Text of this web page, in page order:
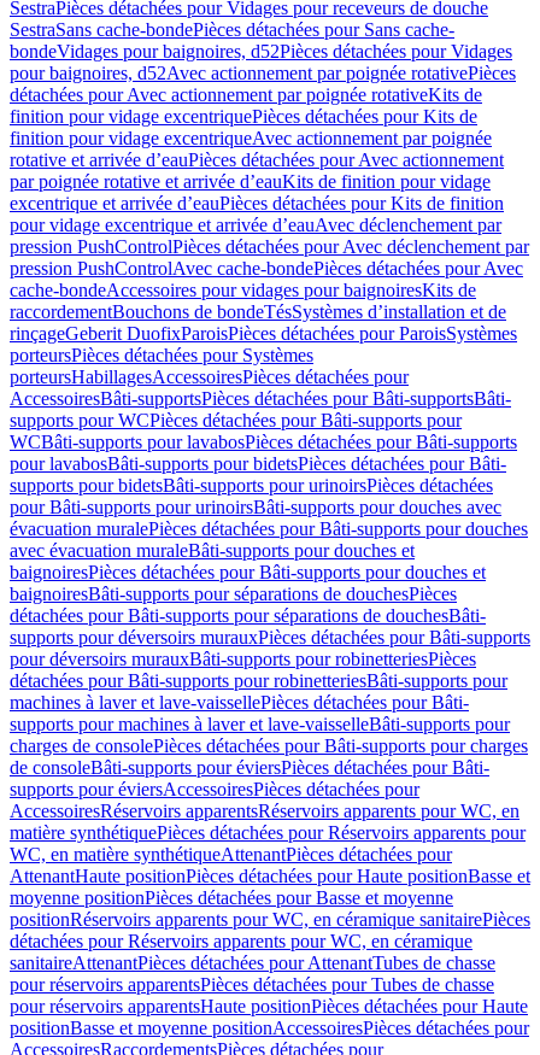
SestraPièces détachées pour Vidages pour receveurs de douche
SestraSans cache-bondePièces détachées pour Sans cache-
bondeVidages pour baignoires, d52Pièces détachées pour Vidages
pour baignoires, d52Avec actionnement par poignée rotativePièces
détachées pour Avec actionnement par poignée rotativeKits de
finition pour vidage excentriquePièces détachées pour Kits de
finition pour vidage excentriqueAvec actionnement par poignée
rotative et arrivée d’eauPièces détachées pour Avec actionnement
par poignée rotative et arrivée d’eauKits de finition pour vidage
excentrique et arrivée d’eauPièces détachées pour Kits de finition
pour vidage excentrique et arrivée d’eauAvec déclenchement par
pression PushControlPièces détachées pour Avec déclenchement par
pression PushControlAvec cache-bondePièces détachées pour Avec
cache-bondeAccessoires pour vidages pour baignoiresKits de
raccordementBouchons de bondeTésSystèmes d’installation et de
rinçageGeberit DuofixParoisPièces détachées pour ParoisSystèmes
porteursPièces détachées pour Systèmes
porteursHabillagesAccessoiresPièces détachées pour
AccessoiresBâti-supportsPièces détachées pour Bâti-supportsBâti-
supports pour WCPièces détachées pour Bâti-supports pour
WCBâti-supports pour lavabosPièces détachées pour Bâti-supports
pour lavabosBâti-supports pour bidetsPièces détachées pour Bâti-
supports pour bidetsBâti-supports pour urinoirsPièces détachées
pour Bâti-supports pour urinoirsBâti-supports pour douches avec
évacuation muralePièces détachées pour Bâti-supports pour douches
avec évacuation muraleBâti-supports pour douches et
baignoiresPièces détachées pour Bâti-supports pour douches et
baignoiresBâti-supports pour séparations de douchesPièces
détachées pour Bâti-supports pour séparations de douchesBâti-
supports pour déversoirs murauxPièces détachées pour Bâti-supports
pour déversoirs murauxBâti-supports pour robinetteriesPièces
détachées pour Bâti-supports pour robinetteriesBâti-supports pour
machines à laver et lave-vaissellePièces détachées pour Bâti-
supports pour machines à laver et lave-vaisselleBâti-supports pour
charges de consolePièces détachées pour Bâti-supports pour charges
de consoleBâti-supports pour éviersPièces détachées pour Bâti-
supports pour éviersAccessoiresPièces détachées pour
AccessoiresRéservoirs apparentsRéservoirs apparents pour WC, en
matière synthétiquePièces détachées pour Réservoirs apparents pour
WC, en matière synthétiqueAttenantPièces détachées pour
AttenantHaute positionPièces détachées pour Haute positionBasse et
moyenne positionPièces détachées pour Basse et moyenne
positionRéservoirs apparents pour WC, en céramique sanitairePièces
détachées pour Réservoirs apparents pour WC, en céramique
sanitaireAttenantPièces détachées pour AttenantTubes de chasse
pour réservoirs apparentsPièces détachées pour Tubes de chasse
pour réservoirs apparentsHaute positionPièces détachées pour Haute
positionBasse et moyenne positionAccessoiresPièces détachées pour
AccessoiresRaccordementsPièces détachées pour